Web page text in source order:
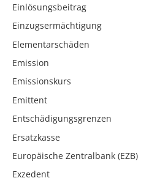
Einlösungsbeitrag
Einzugsermächtigung
Elementarschäden
Emission
Emissionskurs
Emittent
Entschädigungsgrenzen
Ersatzkasse
Europäische Zentralbank (EZB)
Exzedent